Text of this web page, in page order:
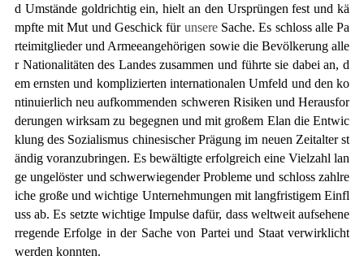
d Umstände goldrichtig ein, hielt an den Ursprüngen fest und kä
mpfte mit Mut und Geschick für unsereSache. Es schloss alle Pa
rteimitglieder und Armeeangehörigen sowie die Bevölkerung alle
r Nationalitäten des Landes zusammen und führte sie dabei an, d
em ernsten und komplizierten internationalen Umfeld und den ko
ntinuierlich neu aufkommenden schweren Risiken und Herausfor
derungen wirksam zu begegnen und mit großem Elan die Entwic
klung des Sozialismus chinesischer Prägung im neuen Zeitalter st
ändig voranzubringen. Es bewältigte erfolgreich eine Vielzahl lan
ge ungelöster und schwerwiegender Probleme und schloss zahlre
iche große und wichtige Unternehmungen mit langfristigem Einfl
uss ab. Es setzte wichtige Impulse dafür, dass weltweit aufsehene
rregende Erfolge in der Sache von Partei und Staat verwirklicht
werden konnten.